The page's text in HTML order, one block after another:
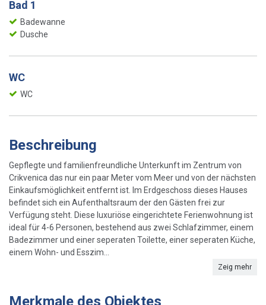
Bad 1
Badewanne
Dusche
WC
WC
Beschreibung
Gepflegte und familienfreundliche Unterkunft im Zentrum von
Crikvenica das nur ein paar Meter vom Meer und von der nächsten
Einkaufsmöglichkeit entfernt ist. Im Erdgeschoss dieses Hauses
befindet sich ein Aufenthaltsraum der den Gästen frei zur
Verfügung steht. Diese luxuriöse eingerichtete Ferienwohnung ist
ideal für 4-6 Personen, bestehend aus zwei Schlafzimmer, einem
Badezimmer und einer seperaten Toilette, einer seperaten Küche,
einem Wohn- und Esszim...
Zeig mehr
Merkmale des Objektes